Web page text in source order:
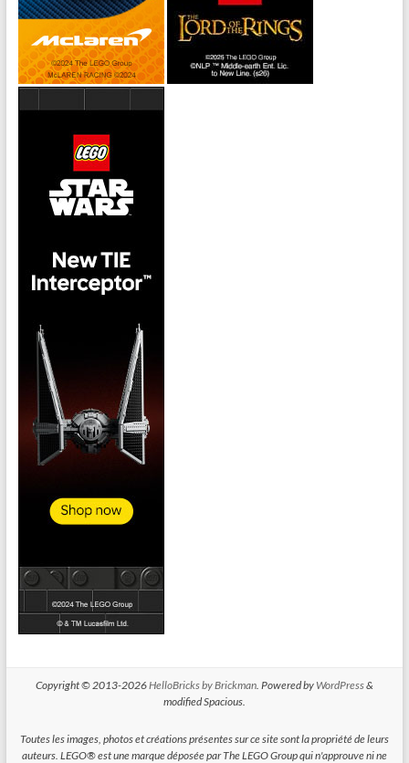
Copyright © 2013-2026HelloBricks by Brickman. Powered by WordPress&
modified Spacious.
Toutes les images, photos et créations présentes sur ce site sont la propriété de leurs
auteurs. LEGO® est une marque déposée par The LEGO Group qui n'approuve ni ne